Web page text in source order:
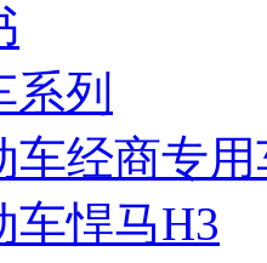
列
车经商专用
车悍马H3